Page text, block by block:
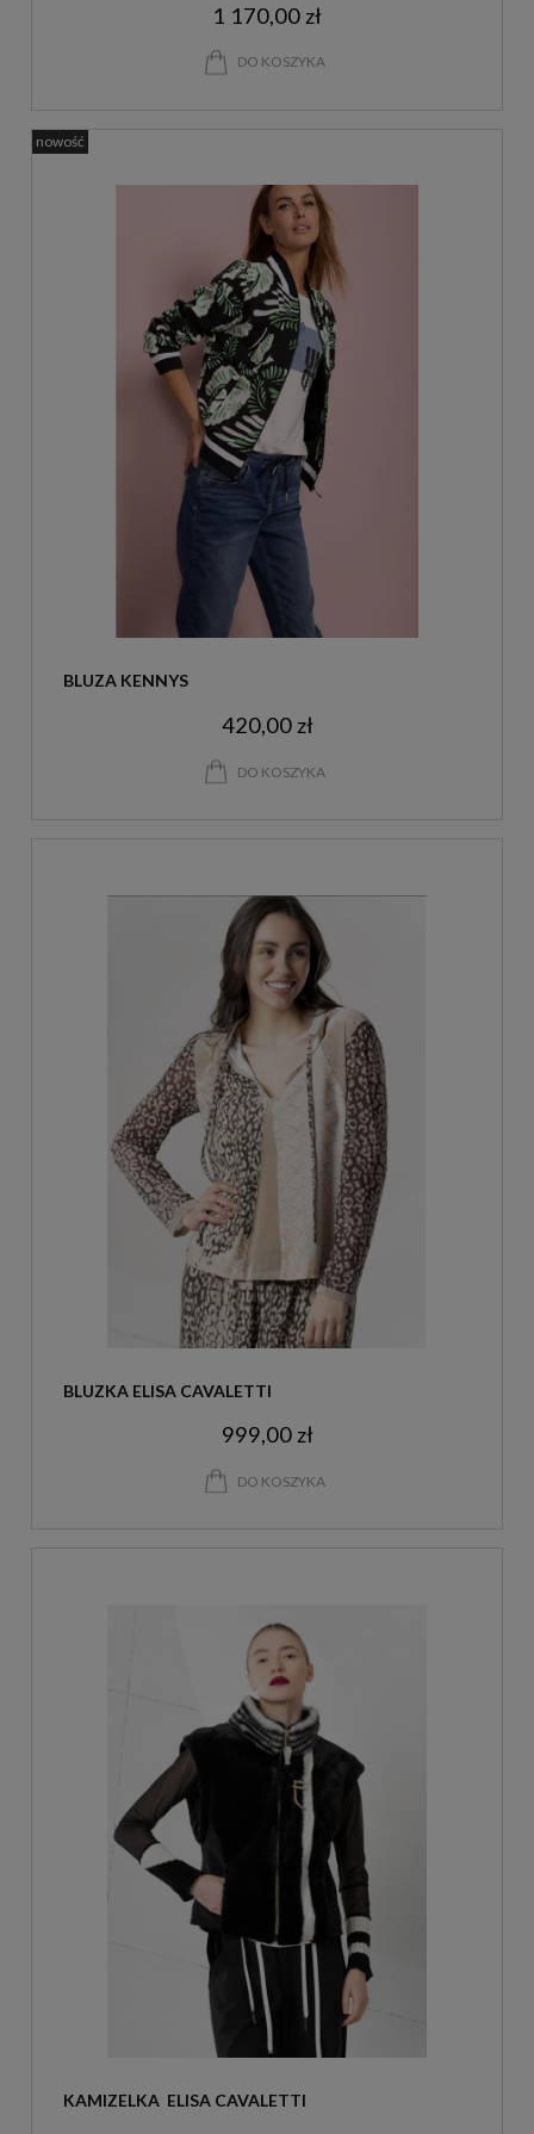
1 170,00 zł
DO KOSZYKA
BLUZA KENNYS
420,00 zł
DO KOSZYKA
nowość
BLUZKA ELISA CAVALETTI
999,00 zł
DO KOSZYKA
KAMIZELKA  ELISA CAVALETTI